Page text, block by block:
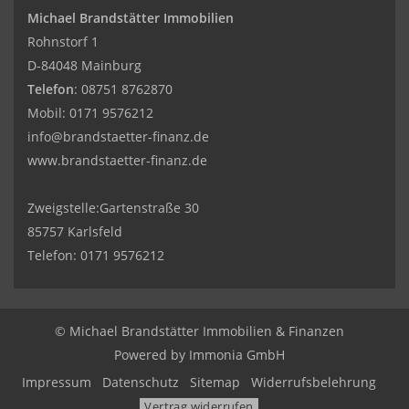
Michael Brandstätter Immobilien
Rohnstorf 1
D-84048 Mainburg
Telefon: 08751 8762870
Mobil: 0171 9576212
info@brandstaetter-finanz.de
www.brandstaetter-finanz.de
Zweigstelle:Gartenstraße 30
85757 Karlsfeld
Telefon: 0171 9576212
© Michael Brandstätter Immobilien & Finanzen
Powered by Immonia GmbH
Impressum
Datenschutz Sitemap Widerrufsbelehrung